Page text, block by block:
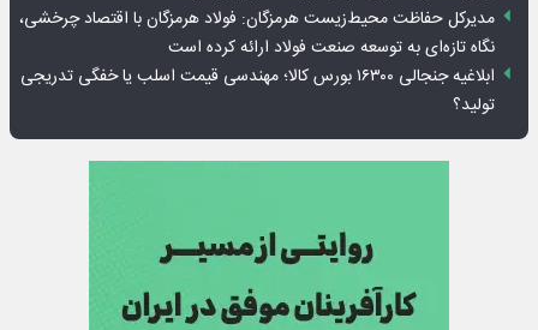
مدیرکل حفاظت محیط‌زیست هرمزگان: فولاد هرمزگان با اقتصاد چرخشی،
نگاه تازه‌ای به توسعه صنعت فولاد ارائه کرده است
ابلاغیه جنجالی ۱۶۳۰۰ بورس کالا؛ مهندسی قیمت اسلب یا خفگی تدریجی
تولید؟